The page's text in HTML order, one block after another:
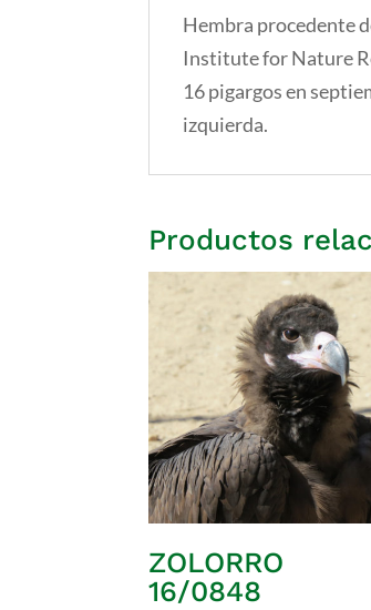
Hembra procedente
Institute for Nature
16 pigargos en
izquierda.
Productos
ZOLORRO
16/0848